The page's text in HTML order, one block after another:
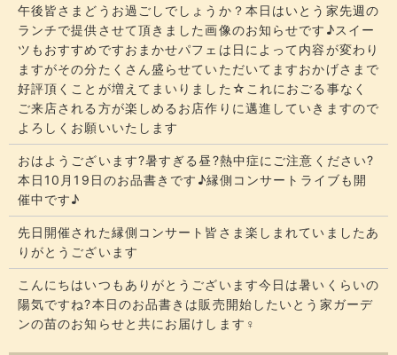
午後皆さまどうお過ごしでしょうか？​​​本日はいとう家先週の
ランチで提供させて頂きました画像のお知らせです♪スイー
ツもおすすめですおまかせパフェは日によって内容が変わり
ますがその分たくさん盛らせていただいてます​​​おかげさまで
好評頂くことが増えてまいりました☆​​これにおごる事なく
ご来店される方が楽しめるお店作りに邁進していきますので
よろしくお願いいたします
おはようございます?暑すぎる昼?熱中症にご注意ください?
本日10月19日のお品書きです♪縁側コンサートライブも開
催中です♪
先日開催された縁側コンサート皆さま楽しまれていましたあ
りがとうございます
こんにちはいつもありがとうございます今日は暑いくらいの
陽気ですね?本日のお品書きは販売開始したいとう家ガーデ
ンの苗のお知らせと共にお届けします‍♀️